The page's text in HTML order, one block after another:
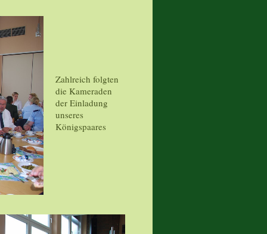
Zahlreich folgten
die Kameraden
der Einladung
unseres
Königspaares